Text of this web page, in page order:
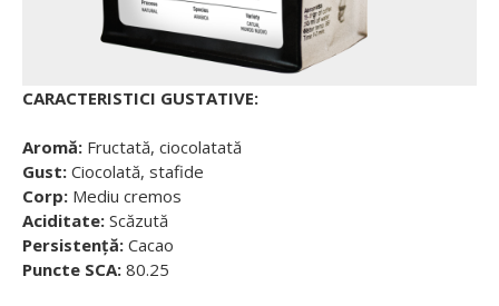
CARACTERISTICI GUSTATIVE:
Aromă: Fructată, ciocolatată
Gust: Ciocolată, stafide
Corp: Mediu cremos
Aciditate: Scăzută
Persistență: Cacao
Puncte SCA: 80.25